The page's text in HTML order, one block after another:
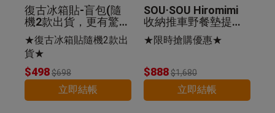
復古冰箱貼-盲包(隨
機2款出貨，更有驚
喜)
★復古冰箱貼隨機2款出
貨★
$498$698
立即結帳
SOU·SOU Hiromimi
收納推車野餐墊提袋
組-SO-SU-U十數昆
★限時搶購優惠★
$888$1,680
立即結帳